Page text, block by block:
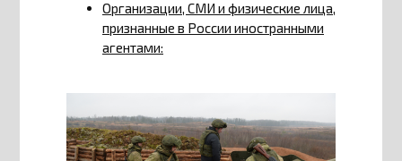
Организации, СМИ и физические лица,
признанные в России иностранными
агентами: